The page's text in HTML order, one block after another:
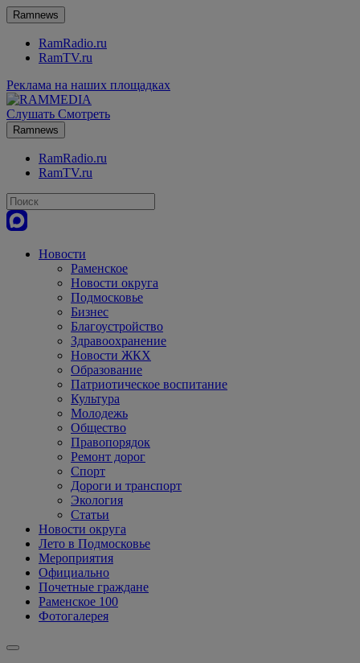
Ramnews
RamRadio.ru
RamTV.ru
Реклама на наших площадках
Слушать Смотреть
Ramnews
RamRadio.ru
RamTV.ru
Новости
Раменское
Новости округа
Подмосковье
Бизнес
Благоустройство
Здравоохранение
Новости ЖКХ
Образование
Патриотическое воспитание
Культура
Молодежь
Общество
Правопорядок
Ремонт дорог
Спорт
Дороги и транспорт
Экология
Статьи
Новости округа
Лето в Подмосковье
Мероприятия
Официально
Почетные граждане
Раменское 100
Фотогалерея